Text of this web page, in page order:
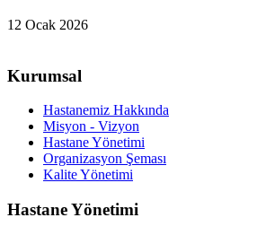
12 Ocak 2026
Kurumsal
Hastanemiz Hakkında
Misyon - Vizyon
Hastane Yönetimi
Organizasyon Şeması
Kalite Yönetimi
Hastane Yönetimi